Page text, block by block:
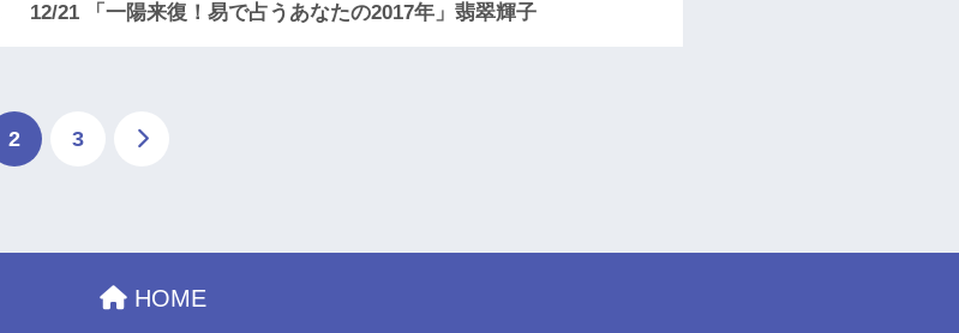
12/21 「一陽来復！易で占うあなたの2017年」翡翠輝子
2 3
HOME